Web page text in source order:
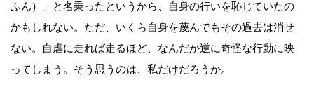
ふん）」と名乗ったというから、自身の行いを恥じていたの
かもしれない。ただ、いくら自身を蔑んでもその過去は消せ
ない。自虐に走れば走るほど、なんだか逆に奇怪な行動に映
ってしまう。そう思うのは、私だけだろうか。